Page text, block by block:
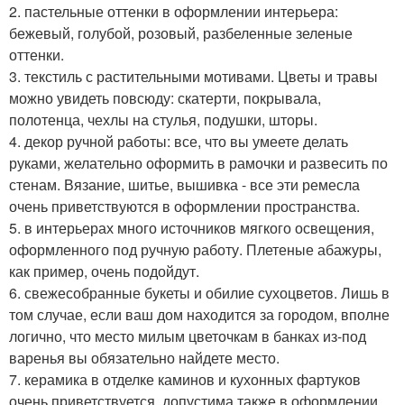
2. пастельные оттенки в оформлении интерьера:
бежевый, голубой, розовый, разбеленные зеленые
оттенки.
3. текстиль с растительными мотивами. Цветы и травы
можно увидеть повсюду: скатерти, покрывала,
полотенца, чехлы на стулья, подушки, шторы.
4. декор ручной работы: все, что вы умеете делать
руками, желательно оформить в рамочки и развесить по
стенам. Вязание, шитье, вышивка - все эти ремесла
очень приветствуются в оформлении пространства.
5. в интерьерах много источников мягкого освещения,
оформленного под ручную работу. Плетеные абажуры,
как пример, очень подойдут.
6. свежесобранные букеты и обилие сухоцветов. Лишь в
том случае, если ваш дом находится за городом, вполне
логично, что место милым цветочкам в банках из-под
варенья вы обязательно найдете место.
7. керамика в отделке каминов и кухонных фартуков